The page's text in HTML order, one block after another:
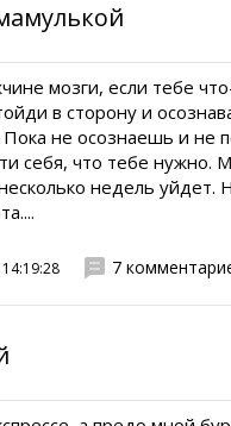
мозги, если тебе
в сторону и
Пока не осознаешь и не
себя, что тебе нужно.
недель уйдет.
7